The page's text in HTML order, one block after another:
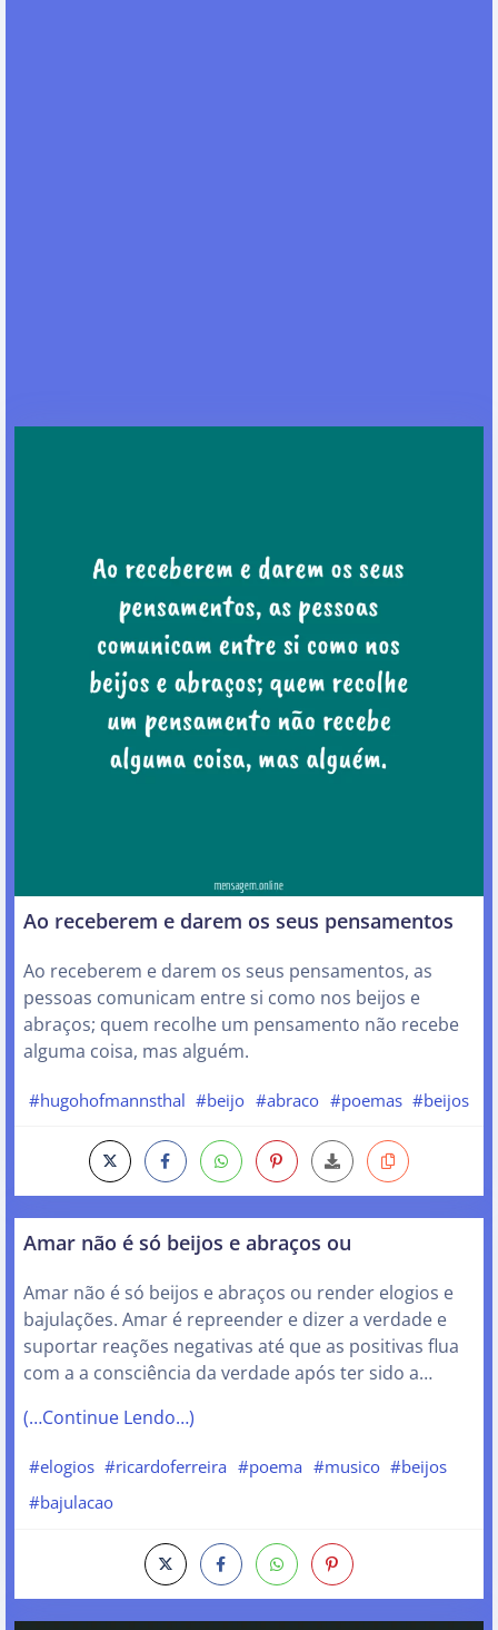
Ao receberem e darem os seus pensamentos
Ao receberem e darem os seus pensamentos, as
pessoas comunicam entre si como nos beijos e
abraços; quem recolhe um pensamento não recebe
alguma coisa, mas alguém.
#hugohofmannsthal #beijo #abraco #poemas #beijos
Amar não é só beijos e abraços ou
Amar não é só beijos e abraços ou render elogios e
bajulações. Amar é repreender e dizer a verdade e
suportar reações negativas até que as positivas flua
com a a consciência da verdade após ter sido a…
(…Continue Lendo…)
#elogios #ricardoferreira #poema #musico #beijos
#bajulacao